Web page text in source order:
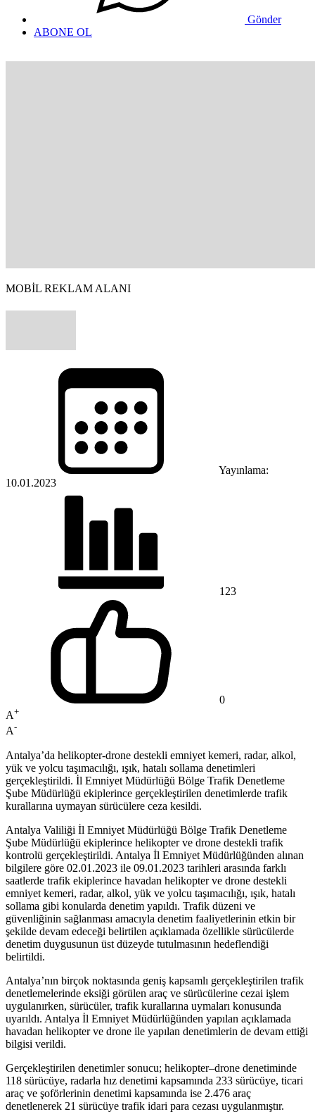
Gönder
ABONE OL
MOBİL REKLAM ALANI
Yayınlama:
10.01.2023
123
0
A+
A-
Antalya’da helikopter-drone destekli emniyet kemeri, radar, alkol,
yük ve yolcu taşımacılığı, ışık, hatalı sollama denetimleri
gerçekleştirildi. İl Emniyet Müdürlüğü Bölge Trafik Denetleme
Şube Müdürlüğü ekiplerince gerçekleştirilen denetimlerde trafik
kurallarına uymayan sürücülere ceza kesildi.
Antalya Valiliği İl Emniyet Müdürlüğü Bölge Trafik Denetleme
Şube Müdürlüğü ekiplerince helikopter ve drone destekli trafik
kontrolü gerçekleştirildi. Antalya İl Emniyet Müdürlüğünden alınan
bilgilere göre 02.01.2023 ile 09.01.2023 tarihleri arasında farklı
saatlerde trafik ekiplerince havadan helikopter ve drone destekli
emniyet kemeri, radar, alkol, yük ve yolcu taşımacılığı, ışık, hatalı
sollama gibi konularda denetim yapıldı. Trafik düzeni ve
güvenliğinin sağlanması amacıyla denetim faaliyetlerinin etkin bir
şekilde devam edeceği belirtilen açıklamada özellikle sürücülerde
denetim duygusunun üst düzeyde tutulmasının hedeflendiği
belirtildi.
Antalya’nın birçok noktasında geniş kapsamlı gerçekleştirilen trafik
denetlemelerinde eksiği görülen araç ve sürücülerine cezai işlem
uygulanırken, sürücüler, trafik kurallarına uymaları konusunda
uyarıldı. Antalya İl Emniyet Müdürlüğünden yapılan açıklamada
havadan helikopter ve drone ile yapılan denetimlerin de devam ettiği
bilgisi verildi.
Gerçekleştirilen denetimler sonucu; helikopter–drone denetiminde
118 sürücüye, radarla hız denetimi kapsamında 233 sürücüye, ticari
araç ve şoförlerinin denetimi kapsamında ise 2.476 araç
denetlenerek 21 sürücüye trafik idari para cezası uygulanmıştır.